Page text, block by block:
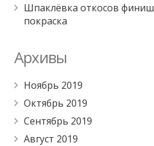
Шпаклёвка откосов
покраска
Архивы
Ноябрь 2019
Октябрь 2019
Сентябрь 2019
Август 2019